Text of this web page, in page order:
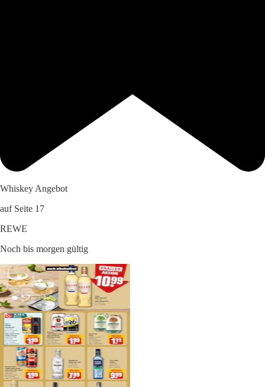
Whiskey Angebot
auf Seite 17
REWE
Noch bis morgen gültig